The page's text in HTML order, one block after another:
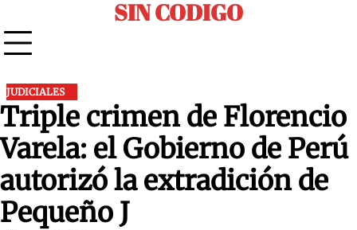
to
content
SIN CODIGO
JUDICIALES
Triple crimen de Florencio
Varela: el Gobierno de Perú
autorizó la extradición de
Pequeño J